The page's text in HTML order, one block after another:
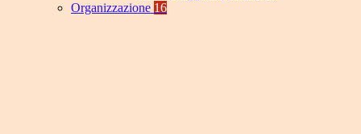
Organizzazione 16